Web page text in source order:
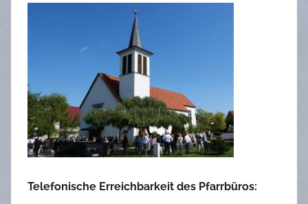
Telefonische Erreichbarkeit des Pfarrbüros: